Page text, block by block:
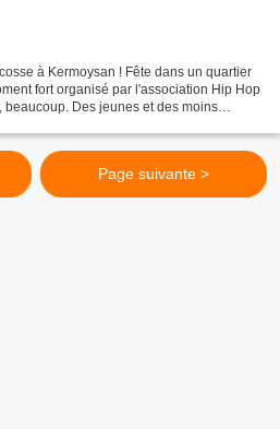
à Kermoysan ! Fête dans un quartier
fort organisé par l'association Hip Hop
beaucoup. Des jeunes et des moins
Page suivante >